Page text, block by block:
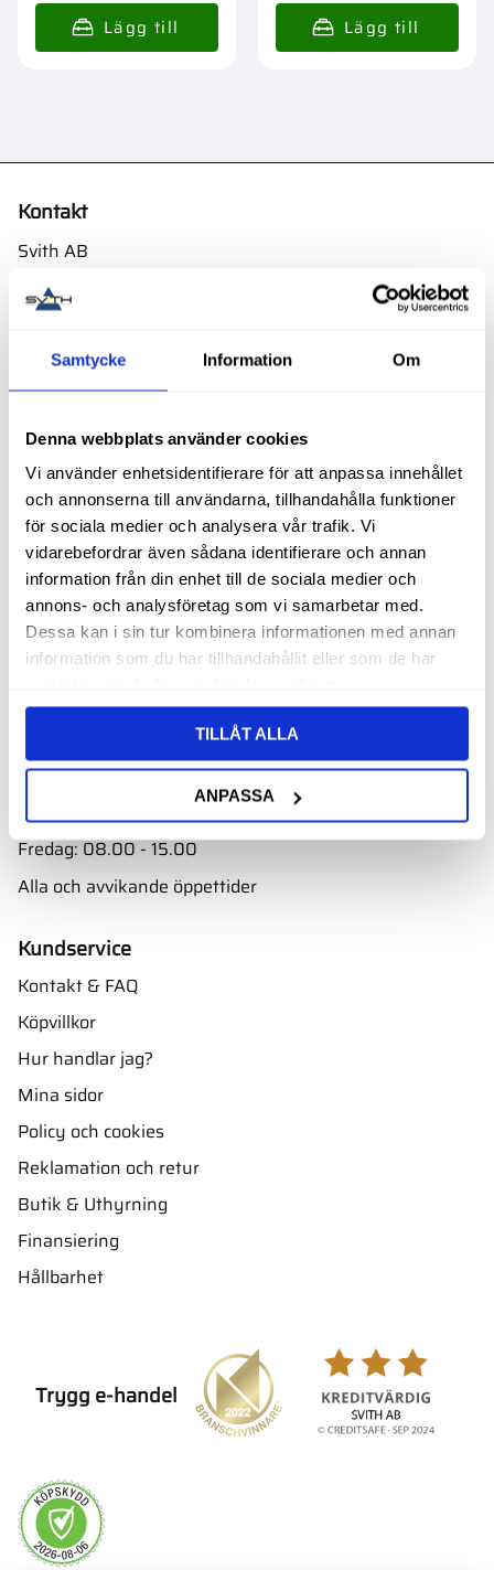
Samtycke Information Om
Denna webbplats använder cookies
Vi använder enhetsidentifierare för att anpassa innehållet
och annonserna till användarna, tillhandahålla funktioner
för sociala medier och analysera vår trafik. Vi
vidarebefordrar även sådana identifierare och annan
information från din enhet till de sociala medier och
annons- och analysföretag som vi samarbetar med.
Dessa kan i sin tur kombinera informationen med annan
information som du har tillhandahållit eller som de har
TILLÅT ALLA
ANPASSA
Kontakt
Svith AB
Telefon:
Oscarsbergsvägen 11
611 39 Nyköping
Org.nr: 559106-6112
Följ oss
Butik
Välkommen till vår butik i Nyköping bara ett par minuter
från E4. Ta avfarten mot Skavsta flygplats.
Oscarsbergsvägen 11
Öppettider
Måndag - torsdag: 08.00 - 16.00
Fredag: 08.00 - 15.00
Alla och avvikande öppettider
Kundservice
Kontakt & FAQ
Köpvillkor
Hur handlar jag?
Mina sidor
Policy och cookies
Reklamation och retur
Butik & Uthyrning
Finansiering
Hållbarhet
Trygg e-handel